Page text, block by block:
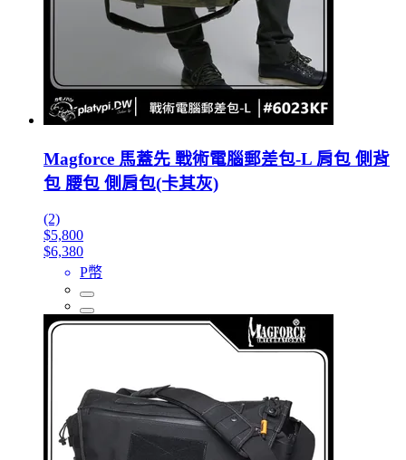
Magforce 馬蓋先 戰術電腦郵差包-L 肩包 側背
包 腰包 側肩包(卡其灰)
(2)
$5,800
$6,380
P幣